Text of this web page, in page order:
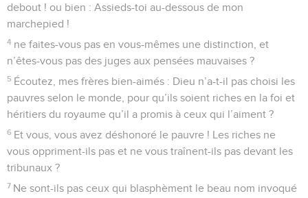
debout ! ou bien : Assieds-toi au-dessous de mon
marchepied !
4 ne faites-vous pas en vous-mêmes une distinction, et
n’êtes-vous pas des juges aux pensées mauvaises ?
5 Écoutez, mes frères bien-aimés : Dieu n’a-t-il pas choisi les
pauvres selon le monde, pour qu’ils soient riches en la foi et
héritiers du royaume qu’il a promis à ceux qui l’aiment ?
6 Et vous, vous avez déshonoré le pauvre ! Les riches ne
vous oppriment-ils pas et ne vous traînent-ils pas devant les
tribunaux ?
7 Ne sont-ils pas ceux qui blasphèment le beau nom invoqué